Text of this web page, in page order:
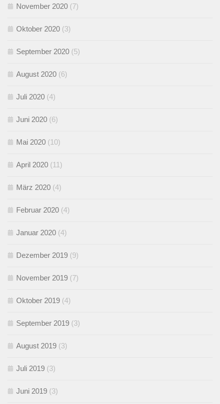
November 2020 (7)
Oktober 2020 (3)
September 2020 (5)
August 2020 (6)
Juli 2020 (4)
Juni 2020 (6)
Mai 2020 (10)
April 2020 (11)
März 2020 (4)
Februar 2020 (4)
Januar 2020 (4)
Dezember 2019 (9)
November 2019 (7)
Oktober 2019 (4)
September 2019 (3)
August 2019 (3)
Juli 2019 (3)
Juni 2019 (3)